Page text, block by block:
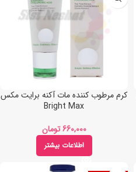
کرم مرطوب کننده مات آکنه برایت مکس
Bright Max
تومان
اطلاعات بیشتر